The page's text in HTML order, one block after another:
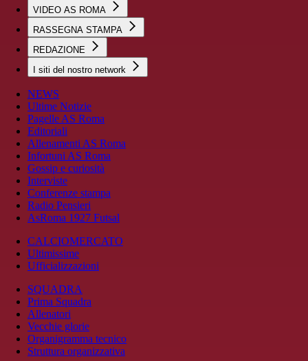
VIDEO AS ROMA
RASSEGNA STAMPA
REDAZIONE
I siti del nostro network
NEWS
Ultime Notizie
Pagelle AS Roma
Editoriali
Allenamenti AS Roma
Infortuni AS Roma
Gossip e curiosità
Interviste
Conferenze stampa
Radio Pensieri
AsRoma 1927 Futsal
CALCIOMERCATO
Ultimissime
Ufficializzazioni
SQUADRA
Prima Squadra
Allenatori
Vecchie glorie
Organigramma tecnico
Struttura organizzativa